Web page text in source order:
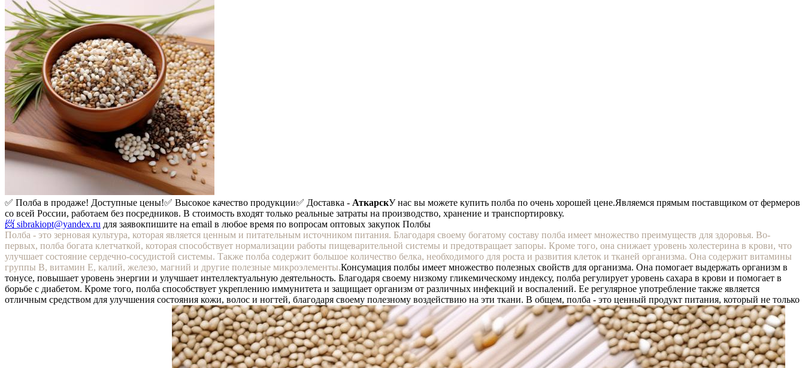
✅ Полба в продаже! Доступные цены!✅ Высокое качество продукции✅ Доставка - АткарскУ нас вы можете купить полба по очень хорошей цене.Являемся прямым поставщиком от фермеров
со всей России, работаем без посредников. В стоимость входят только реальные затраты на производство, хранение и транспортировку.
📨 sibrakiopt@yandex.ru для заявокпишите на email в любое время по вопросам оптовых закупок Полбы
Полба - это зерновая культура, которая является ценным и питательным источником питания. Благодаря своему богатому составу полба имеет множество преимуществ для здоровья. Во-
первых, полба богата клетчаткой, которая способствует нормализации работы пищеварительной системы и предотвращает запоры. Кроме того, она снижает уровень холестерина в крови, что
улучшает состояние сердечно-сосудистой системы. Также полба содержит большое количество белка, необходимого для роста и развития клеток и тканей организма. Она содержит витамины
группы B, витамин E, калий, железо, магний и другие полезные микроэлементы.Консумация полбы имеет множество полезных свойств для организма. Она помогает выдержать организм в
тонусе, повышает уровень энергии и улучшает интеллектуальную деятельность. Благодаря своему низкому гликемическому индексу, полба регулирует уровень сахара в крови и помогает в
борьбе с диабетом. Кроме того, полба способствует укреплению иммунитета и защищает организм от различных инфекций и воспалений. Ее регулярное употребление также является
отличным средством для улучшения состояния кожи, волос и ногтей, благодаря своему полезному воздействию на эти ткани. В общем, полба - это ценный продукт питания, который не только